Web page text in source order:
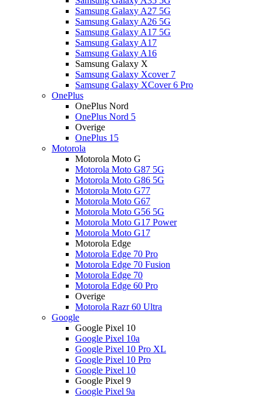
Samsung Galaxy A27 5G
Samsung Galaxy A26 5G
Samsung Galaxy A17 5G
Samsung Galaxy A17
Samsung Galaxy A16
Samsung Galaxy X
Samsung Galaxy Xcover 7
Samsung Galaxy XCover 6 Pro
OnePlus
OnePlus Nord
OnePlus Nord 5
Overige
OnePlus 15
Motorola
Motorola Moto G
Motorola Moto G87 5G
Motorola Moto G86 5G
Motorola Moto G77
Motorola Moto G67
Motorola Moto G56 5G
Motorola Moto G17 Power
Motorola Moto G17
Motorola Edge
Motorola Edge 70 Pro
Motorola Edge 70 Fusion
Motorola Edge 70
Motorola Edge 60 Pro
Overige
Motorola Razr 60 Ultra
Google
Google Pixel 10
Google Pixel 10a
Google Pixel 10 Pro XL
Google Pixel 10 Pro
Google Pixel 10
Google Pixel 9
Google Pixel 9a